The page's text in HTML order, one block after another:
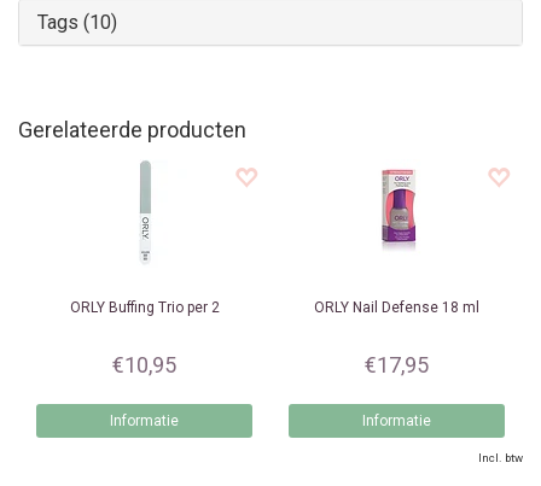
Tags (10)
Gerelateerde producten
ORLYBuffing Trio per 2
€10,95
Informatie
ORLY Nail Defense 18 ml
€17,95
Informatie
Incl. btw